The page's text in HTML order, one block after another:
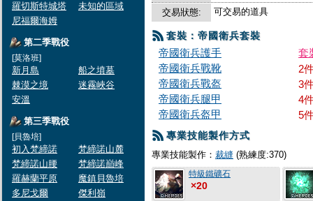
羅切斯特城塔
未知的區域
尼福爾海姆
第二季戰役
[莫洛班]
新月島
船之墳墓
棘漠之境
迷霧峽谷
安溫
第三季戰役
[貝魯培]
初入梵締諾
梵締諾山麓
梵締諾山腰
梵締諾巔峰
羅赫蘭平原
魔鎮貝魯培
多尼戈爾
傑利嶺
交易狀態:
可交易的道具
套裝：帝國衛兵套裝
帝國衛兵護手
帝國衛兵戰靴
帝國衛兵戰盔
帝國衛兵腿甲
帝國衛兵盔甲
套
2
3
4
5
專業技能製作方式
專業技能製作： 裁縫 (熟練度:370)
特級鐵礦石
×20